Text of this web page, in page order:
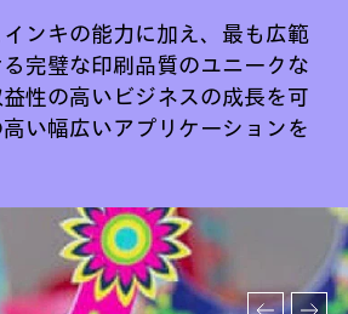
ンキの能力に加え、最も広範
完璧な印刷品質のユニークな
性の高いビジネスの成長を可
い幅広いアプリケーションを